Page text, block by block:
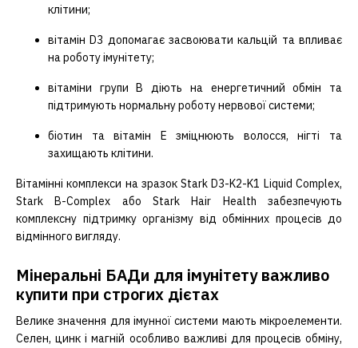
клітини;
вітамін D3 допомагає засвоювати кальцій та впливає
на роботу імунітету;
вітаміни групи В діють на енергетичний обмін та
підтримують нормальну роботу нервової системи;
біотин та вітамін Е зміцнюють волосся, нігті та
захищають клітини.
Вітамінні комплекси на зразок Stark D3-K2-K1 Liquid Complex,
Stark B-Complex або Stark Hair Health забезпечують
комплексну підтримку організму від обмінних процесів до
відмінного вигляду.
Мінеральні БАДи для імунітету важливо
купити при строгих дієтах
Велике значення для імунної системи мають мікроелементи.
Селен, цинк і магній особливо важливі для процесів обміну,